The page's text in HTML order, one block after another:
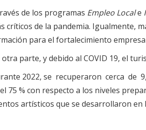
de los programas Empleo Locale
críticos de la pandemia. Igualmente,
para el fortalecimiento
otra parte, y debido al COVID 19, el
2022, se recuperaron cerca de
75 % con respecto a los niveles
artísticos que se desarrollaron en